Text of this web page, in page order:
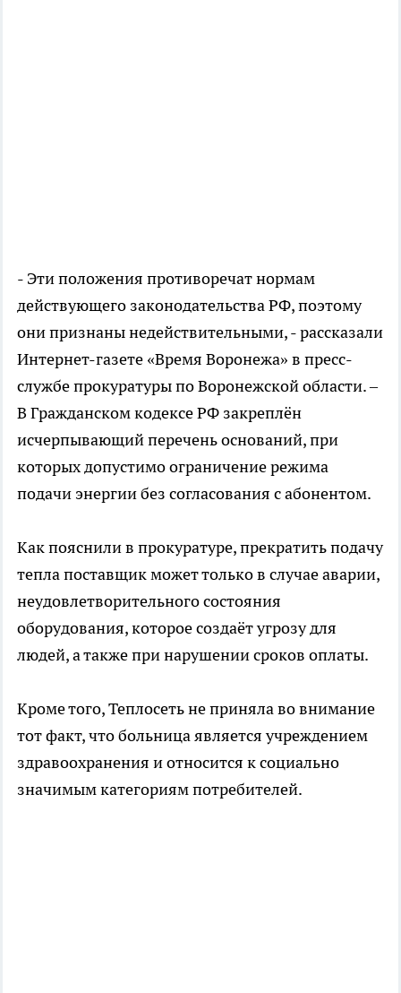
- Эти положения противоречат нормам
действующего законодательства РФ, поэтому
они признаны недействительными, - рассказали
Интернет-газете «Время Воронежа» в пресс-
службе прокуратуры по Воронежской области. –
В Гражданском кодексе РФ закреплён
исчерпывающий перечень оснований, при
которых допустимо ограничение режима
подачи энергии без согласования с абонентом.
Как пояснили в прокуратуре, прекратить подачу
тепла поставщик может только в случае аварии,
неудовлетворительного состояния
оборудования, которое создаёт угрозу для
людей, а также при нарушении сроков оплаты.
Кроме того, Теплосеть не приняла во внимание
тот факт, что больница является учреждением
здравоохранения и относится к социально
значимым категориям потребителей.